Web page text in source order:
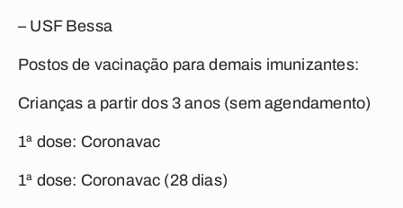
– USF Bessa
Postos de vacinação para demais imunizantes:
Crianças a partir dos 3 anos (sem agendamento)
1ª dose: Coronavac
1ª dose: Coronavac (28 dias)